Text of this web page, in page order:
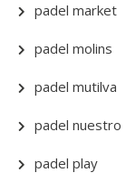
padel market
padel molins
padel mutilva
padel nuestro
padel play